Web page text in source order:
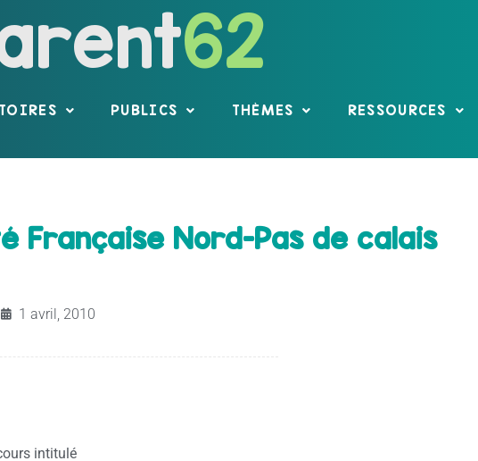
62
PUBLICS THÈMES RESSOURCES
Française Nord-Pas de calais
1 avril, 2010
intitulé